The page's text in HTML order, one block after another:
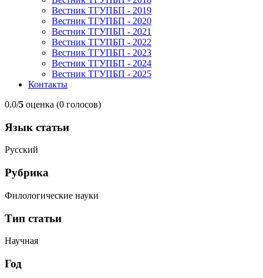
Вестник ТГУПБП - 2019
Вестник ТГУПБП - 2020
Вестник ТГУПБП - 2021
Вестник ТГУПБП - 2022
Вестник ТГУПБП - 2023
Вестник ТГУПБП - 2024
Вестник ТГУПБП - 2025
Контакты
0.0/5 оценка (0 голосов)
Язык статьи
Русский
Рубрика
Филологические науки
Тип статьи
Научная
Год